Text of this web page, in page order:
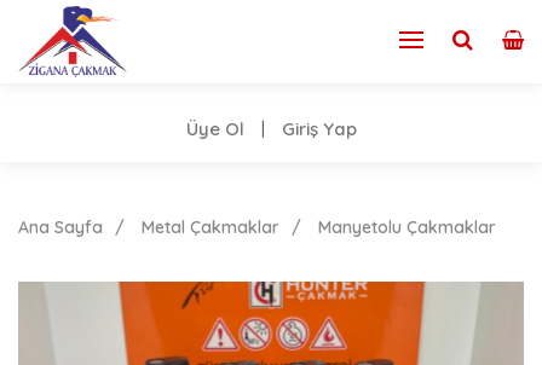
Üye Ol Giriş Yap
Ana Sayfa Metal Çakmaklar Manyetolu Çakmaklar